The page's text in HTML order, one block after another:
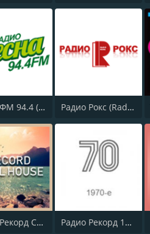
Весна ФМ 94.4 (Vesna FM) Радио Рокс (Radio ROKS 102 FM)
Радио Рекорд Chill House Радио Рекорд 1970-e